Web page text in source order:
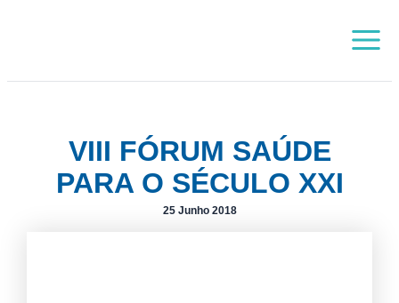
Menu
VIII FÓRUM SAÚDE
PARA O SÉCULO XXI
25 Junho 2018